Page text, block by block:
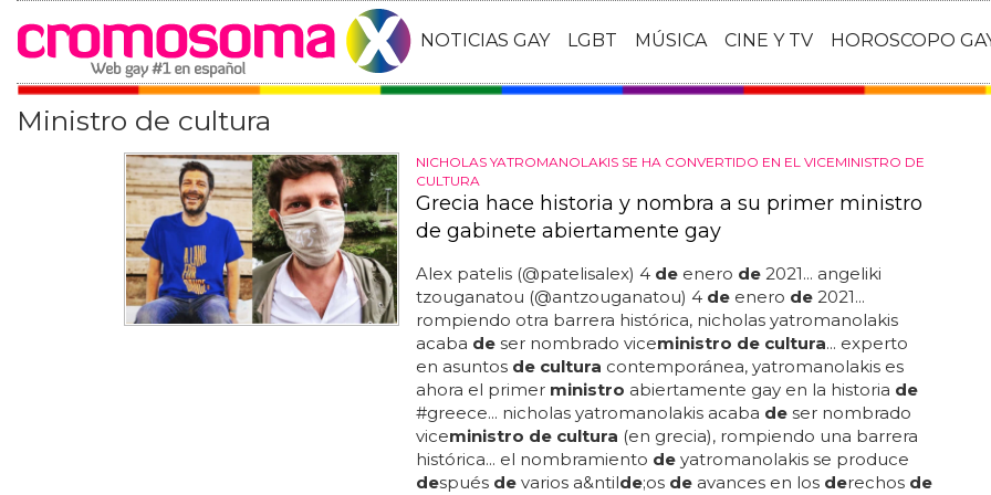
NOTICIAS GAY LGBT MÚSICA CINE Y TV HOROSCOPO
Ministro de cultura
NICHOLAS YATROMANOLAKIS SE HA CONVERTIDO EN EL VICEMINISTRO DE
CULTURA
Grecia hace historia y nombra a su primer ministro
de gabinete abiertamente gay
Alex patelis (@patelisalex) 4 deenero de2021... angeliki
tzouganatou (@antzouganatou) 4 deenero de2021...
rompiendo otra barrera histórica, nicholas yatromanolakis
acaba deser nombrado viceministro de cultura... experto
en asuntos de cultura contemporánea, yatromanolakis es
ahora el primer ministro abiertamente gay en la historia de
#greece... nicholas yatromanolakis acaba deser nombrado
viceministro de cultura (en grecia), rompiendo una barrera
histórica... el nombramiento deyatromanolakis se produce
después devarios a&ntilde;os deavances en los derechos de